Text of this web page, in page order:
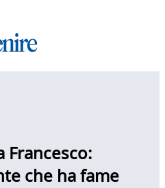
Francesco:
che ha fame